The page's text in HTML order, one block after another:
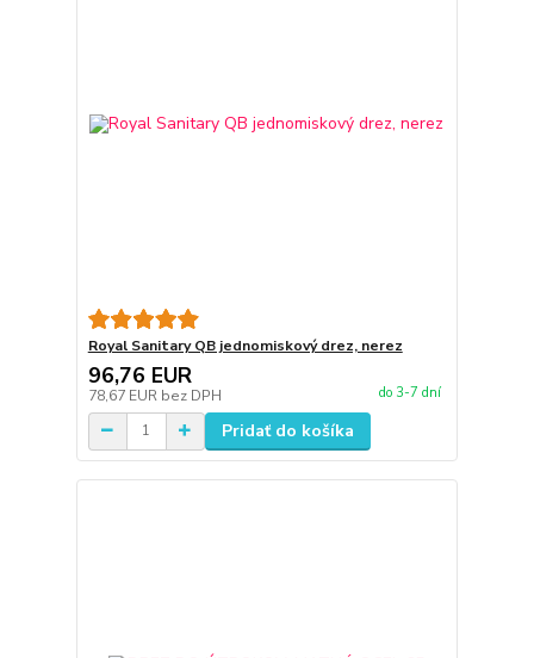
Royal Sanitary QB jednomiskový drez, nerez
96,76 EUR
78,67 EUR bez DPH do 3-7 dní
Pridať do košíka